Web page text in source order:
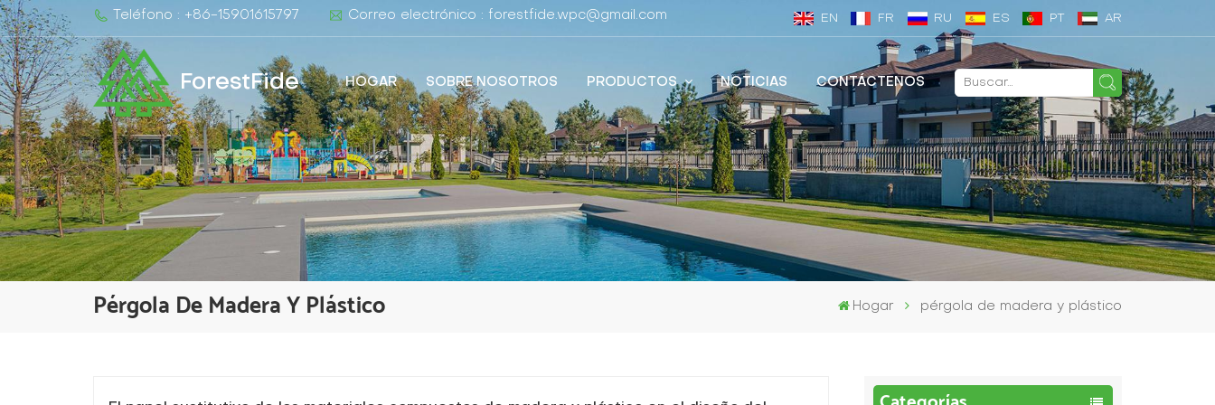
Teléfono : +86-15901615797 Correo electrónico : forestfide.wpc@gmail.com EN FR RU ES PT AR
ForestFide HOGAR SOBRE NOSOTROS PRODUCTOS NOTICIAS CONTÁCTENOS
Pérgola De Madera Y Plástico Hogar pérgola de madera y plástico